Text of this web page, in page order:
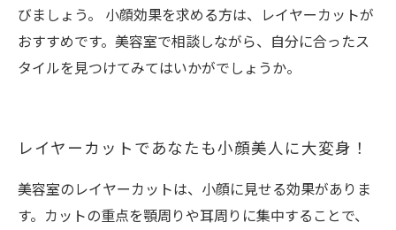
びましょう。 小顔効果を求める方は、レイヤーカットが
おすすめです。美容室で相談しながら、自分に合ったス
タイルを見つけてみてはいかがでしょうか。
レイヤーカットであなたも小顔美人に大変身！
美容室のレイヤーカットは、小顔に見せる効果がありま
す。カットの重点を顎周りや耳周りに集中することで、